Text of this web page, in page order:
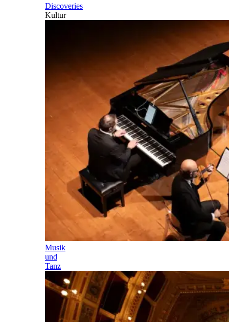
Discoveries
Kultur
Musik
und
Tanz